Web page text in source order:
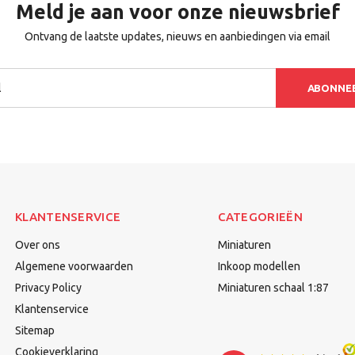
Meld je aan voor onze nieuwsbrief
Ontvang de laatste updates, nieuws en aanbiedingen via email
KLANTENSERVICE
Over ons
Algemene voorwaarden
Privacy Policy
Klantenservice
Sitemap
Cookieverklaring
CATEGORIEËN
Miniaturen
Inkoop modellen
Miniaturen schaal 1:87